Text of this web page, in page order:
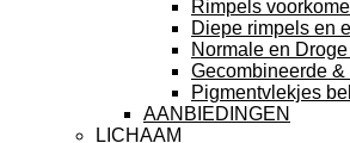
Rimpels
Diepe rimpels en
Normale en
Gecombineerde &
Pigmentvlekjes
AANBIEDINGEN
LICHAAM